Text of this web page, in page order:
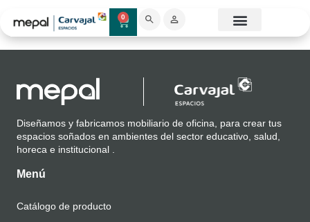
0
Ficha técnica
Diseñamos y fabricamos mobiliario de oficina, para crear tus
espacios soñados en ambientes del sector educativo, salud,
horeca e institucional .
Menú
Catálogo de producto